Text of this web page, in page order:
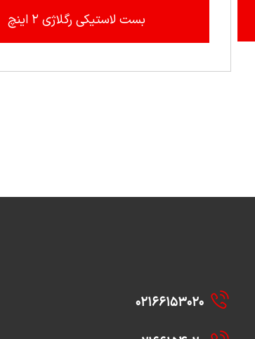
بست لاستیکی رگلاژی ۲ اینچ
۰۲۱۶۶۱۵۳۰۲۰